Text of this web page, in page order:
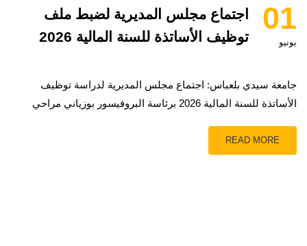
01
يونيو
اجتماع مجلس المديرية لضبط ملف
توظيف الأساتذة للسنة المالية 2026
جامعة سيدي بلعباس: اجتماع مجلس المديرية لدراسة توظيف
الأساتذة للسنة المالية 2026 برئاسة البروفيسور بوزياني مراحي
READ MORE